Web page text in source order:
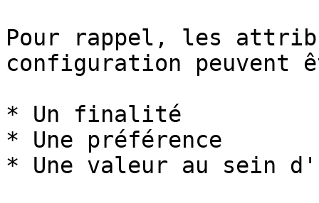
Pour rappel, les
configuration peuvent
* Un finalité
* Une préférence
* Une valeur au sein